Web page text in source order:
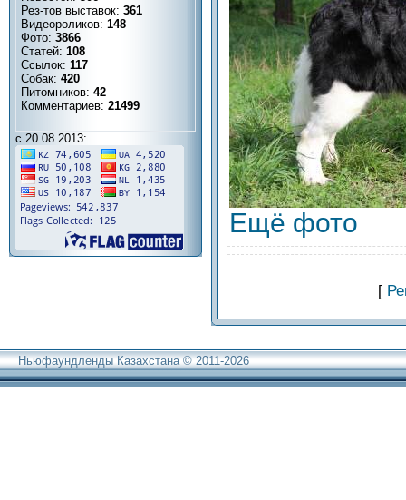
Рез-тов выставок: 361
Видеороликов: 148
Фото: 3866
Статей: 108
Ссылок: 117
Собак: 420
Питомников: 42
Комментариев: 21499
с 20.08.2013:
Ещё фото
[
Ньюфаундленды Казахстана © 2011-2026